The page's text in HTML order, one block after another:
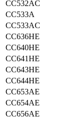
CC532AC
CC533A
CC533AC
CC636HE
CC640HE
CC641HE
CC643HE
CC644HE
CC653AE
CC654AE
CC656AE